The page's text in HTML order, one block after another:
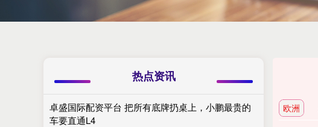
欧洲
热点资讯
卓盛国际配资平台 把所有底牌扔桌上，小鹏最贵的
车要直通L4